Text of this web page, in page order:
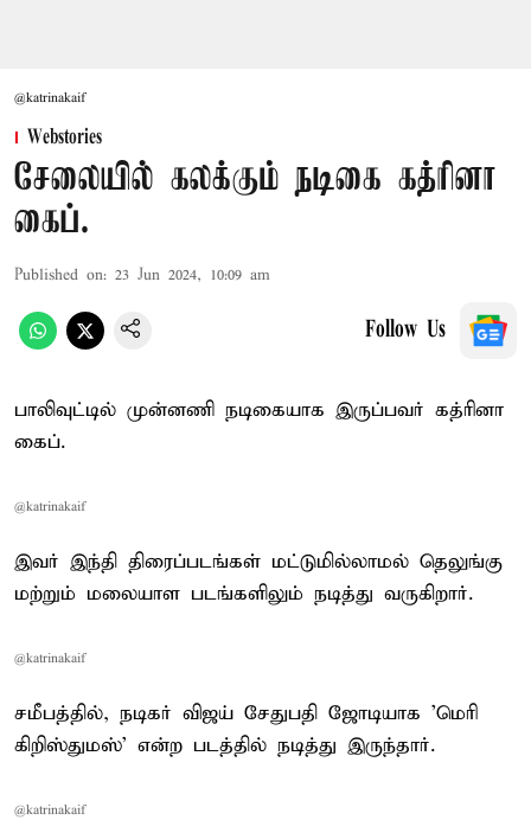
@katrinakaif
Webstories
சேலையில் கலக்கும் நடிகை கத்ரினா
கைப்.
Published on: 23 Jun 2024, 10:09 am
Follow Us
பாலிவுட்டில் முன்னணி நடிகையாக இருப்பவர் கத்ரினா
கைப்.
@katrinakaif
இவர் இந்தி திரைப்படங்கள் மட்டுமில்லாமல் தெலுங்கு
மற்றும் மலையாள படங்களிலும் நடித்து வருகிறார்.
@katrinakaif
சமீபத்தில், நடிகர் விஜய் சேதுபதி ஜோடியாக 'மெரி
கிறிஸ்துமஸ்' என்ற படத்தில் நடித்து இருந்தார்.
@katrinakaif